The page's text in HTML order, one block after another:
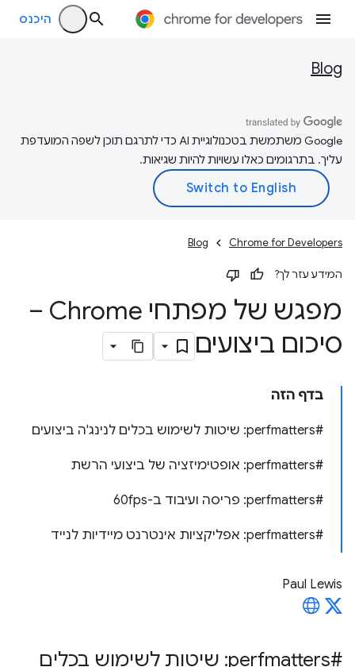
היכנס
Blog
‫Google משתמשת בטכנולוגיית AI כדי לתרגם תוכן לשפה המועדפת
עליך. בתרגומים כאלו עשויות להיות שגיאות.
Chrome for Developers
Blog
המידע עזר לך?
מפגש של מפתחי Chrome –
סיכום ביצועים
בדף הזה
#perfmatters: שיטות לשימוש בכלים לנינג'ה ביצועים
#perfmatters: אופטימיזציה של ביצועי הרשת
#perfmatters: פריסה ועיבוד ב-60fps
#perfmatters: אפליקציות אינטרנט מיידיות לנייד
Paul Lewis
#perfmatters: שיטות לשימוש בכלים